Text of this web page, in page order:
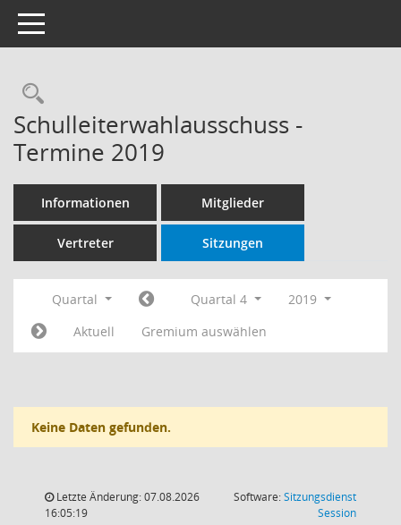
Toggle navigation
Rechercheauswahl
Schulleiterwahlausschuss -
Termine 2019
Informationen Mitglieder
Vertreter Sitzungen
Quartal Quartal 4
2019
Aktuell
Gremium auswählen
Keine Daten gefunden.
Letzte Änderung: 07.08.2026
16:05:19
Software:Sitzungsdienst
Session(Wird in